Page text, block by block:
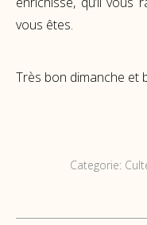
vous êtes.
Très bon dimanche et
Categorie: